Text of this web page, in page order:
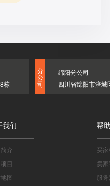
栋
分
公
司
绵阳分公司
四川省绵阳市涪
我们
介
目
图
帮
买
卖
服